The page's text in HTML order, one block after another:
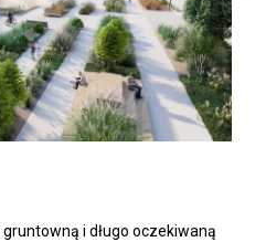
i długo oczekiwaną